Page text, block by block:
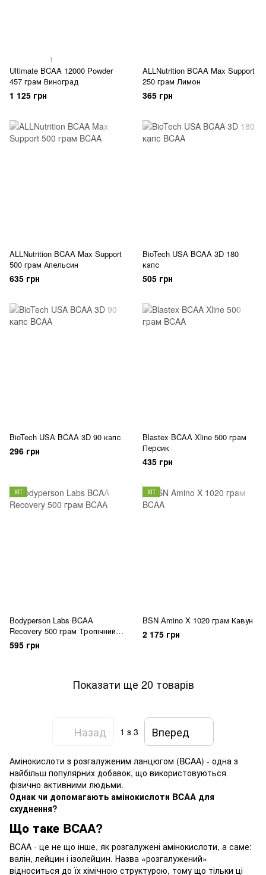
1
Ultimate BCAA 12000 Powder
457 грам Виноград
1 125 грн
ALLNutrition BCAA Max Support
250 грам Лимон
365 грн
ALLNutrition BCAA Max Support
500 грам Апельсин
635 грн
BioTech USA BCAA 3D 180
капс
505 грн
BioTech USA BCAA 3D 90 капс
296 грн
Blastex BCAA Xline 500 грам
Персик
435 грн
ХІТ
Bodyperson Labs BCAA
Recovery 500 грам Тропічний
мікс
595 грн
ХІТ
BSN Amino X 1020 грам Кавун
2 175 грн
Показати ще 20 товарів
Назад 1 з 3 Вперед
Амінокислоти з розгалуженим ланцюгом (BCAA) - одна з
найбільш популярних добавок, що використовуються
фізично активними людьми.
Однак чи допомагають амінокислоти BCAA для
схуднення?
Що таке BCAA?
BCAA - це не що інше, як розгалужені амінокислоти, а саме:
валін, лейцин і ізолейцин. Назва «розгалужений»
відноситься до їх хімічною структурою, тому що тільки ці